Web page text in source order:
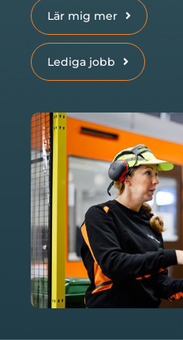
Lär mig mer
Lediga jobb